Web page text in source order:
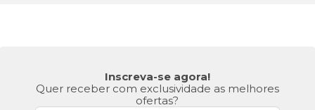
Inscreva-se agora!
Quer receber com exclusividade as melhores
ofertas?